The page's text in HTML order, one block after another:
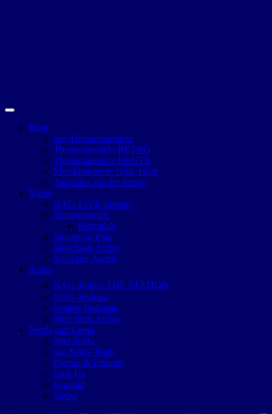
Blog
alle Themenbereiche
Themenbereich: RETRO
Themenbereich: HEUTE
Musikkolumne: Hört, Hört!
Aktuelles aus der Szene
Video
NAG-LIVE-Stream
Streamformate
Retroblah
Streaming-Plan
Mitschnitt-Archiv
YouTube-Archiv
Audio
NAG-Radio: THE STATION
NAG-Podcast
weitere Podcasts
Mitschnitt-Archiv
Nerds and Geeks
über NAG
das NAG-Team
Partner & Freunde
Link Us
Kontakt
Suche